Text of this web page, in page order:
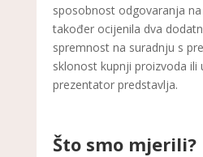
sposobnost odgovaranja
također ocijenila dva
spremnost na suradnju s
sklonost kupnji proizvoda ili
prezentator predstavlja.
Što smo mjerili?